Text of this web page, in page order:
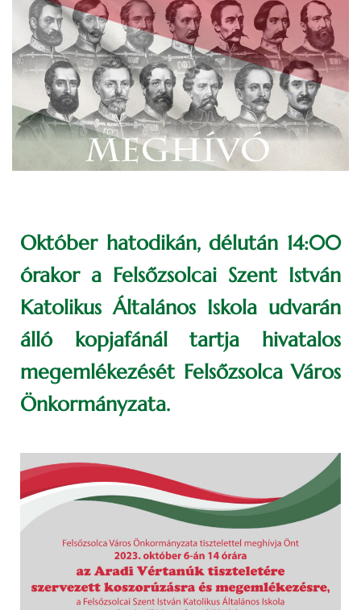
Október hatodikán, délután 14:00
órakor a Felsőzsolcai Szent István
Katolikus Általános Iskola udvarán
álló kopjafánál tartja hivatalos
megemlékezését Felsőzsolca Város
Önkormányzata.